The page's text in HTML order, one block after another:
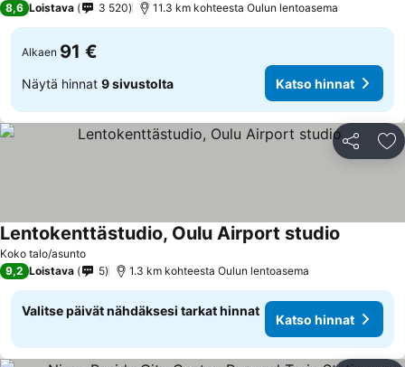
8,6 Loistava 3 520 11.3 km kohteesta Oulun lentoasema
Alkaen 91 €
Näytä hinnat 9 sivustolta Katso hinnat
Jaa
Koko talo/asunto
Lentokenttästudio, Oulu Airport studio
9,2 Loistava 5 1.3 km kohteesta Oulun lentoasema
Valitse päivät nähdäksesi tarkat hinnat
Katso hinnat